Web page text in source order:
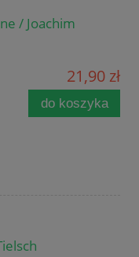
/ Joachim
21,90 zł
do koszyka